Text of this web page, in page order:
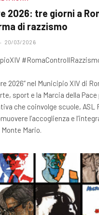
2026: tre giorni a
di razzismo
20/03/2026
2026” nel Municipio XIV di
sport e la Marcia della Pace
che coinvolge scuole, ASL
l’accoglienza e
Mario.